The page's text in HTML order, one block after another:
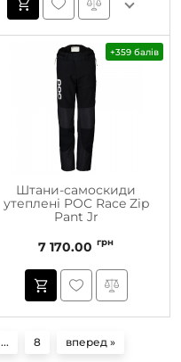
+359 балів
Штани-самоскиди
утеплені POC Race Zip
Pant Jr
7 170.00 грн
... 8 вперед »